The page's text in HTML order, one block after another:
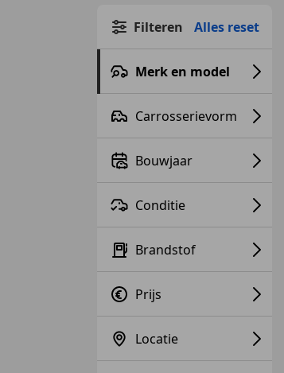
Filteren Alles reset
Merk en model
Carrosserievorm
Bouwjaar
Conditie
Brandstof
Prijs
Locatie